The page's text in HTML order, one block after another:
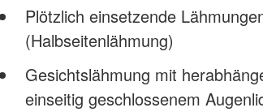
Plötzlich einsetzende
(Halbseitenlähmung)
Gesichtslähmung mit
einseitig geschlossenem